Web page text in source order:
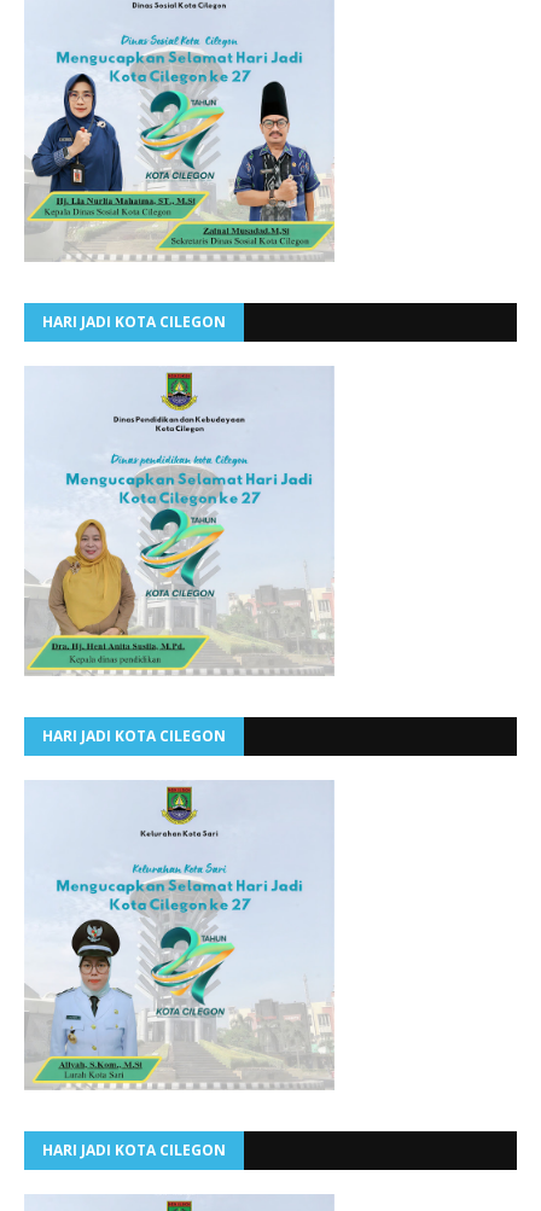
HARI JADI KOTA CILEGON
HARI JADI KOTA CILEGON
HARI JADI KOTA CILEGON